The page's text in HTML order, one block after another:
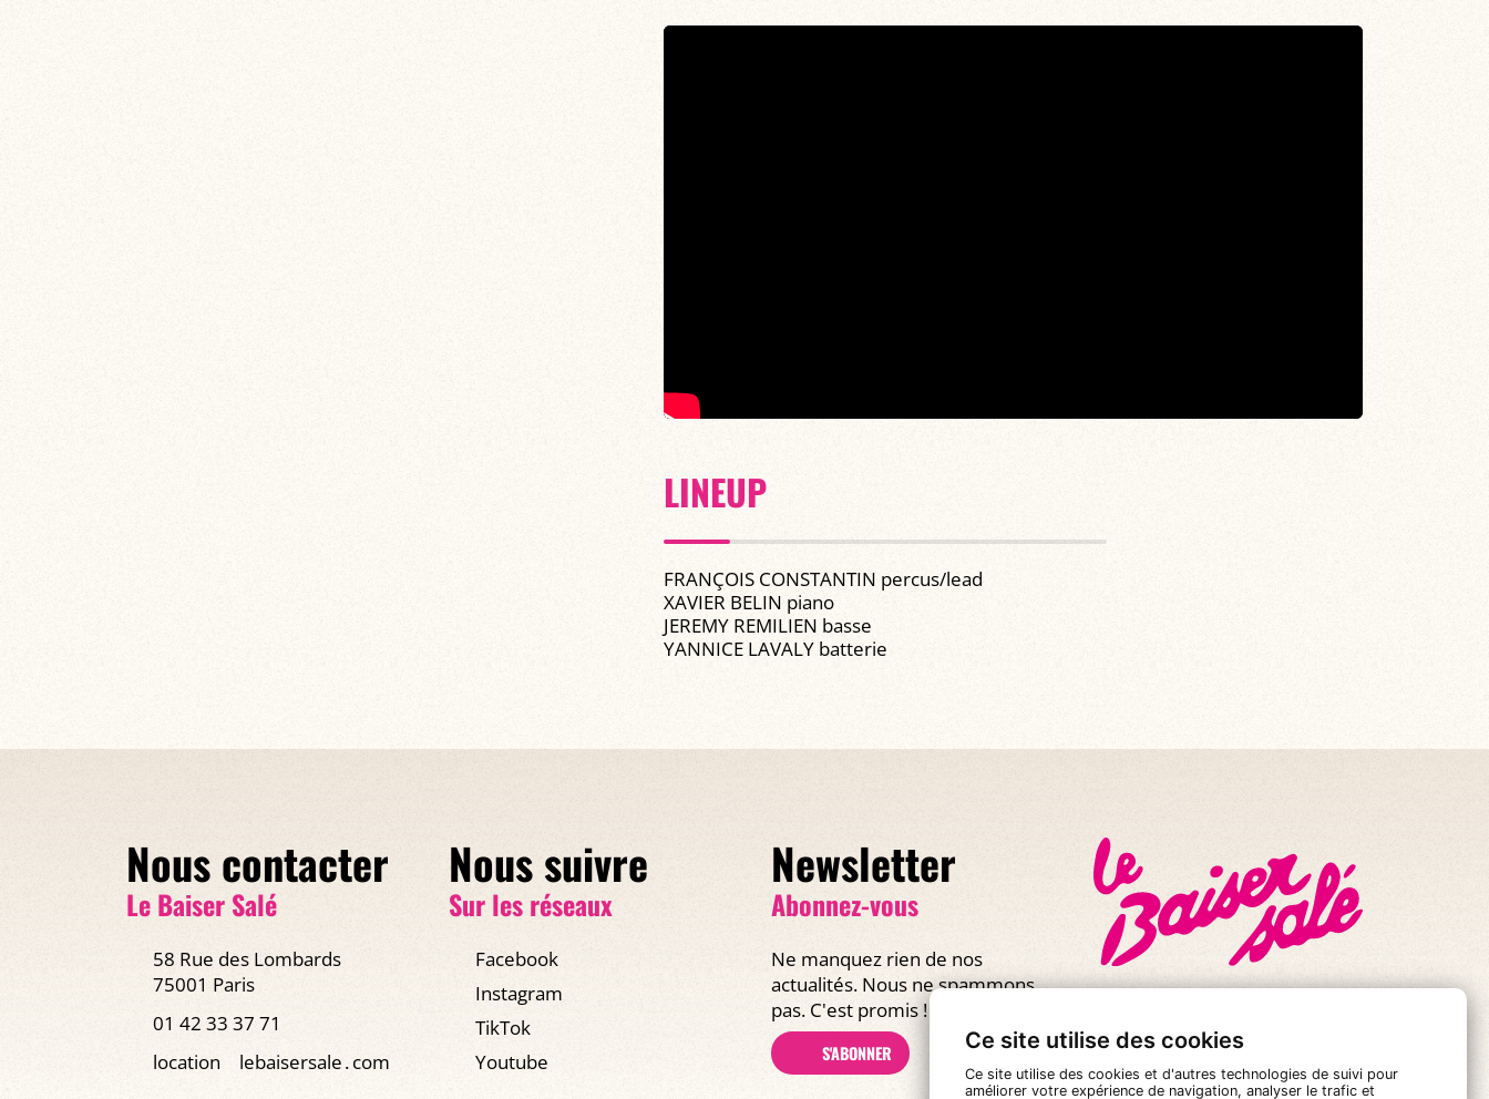
Ce site utilise des cookies
Ce site utilise des cookies et d'autres technologies de suivi pour
améliorer votre expérience de navigation, analyser le trafic et
LINEUP
FRANÇOIS CONSTANTIN percus/lead
XAVIER BELIN piano
JEREMY REMILIEN basse
YANNICE LAVALY batterie
Nous contacter
Le Baiser Salé
58 Rue des Lombards
75001 Paris
01 42 33 37 71
location
lebaisersale․com
Nous suivre
Sur les réseaux
Facebook
Instagram
TikTok
Youtube
Newsletter
Abonnez-vous
Ne manquez rien de nos
actualités. Nous ne spammons
pas. C'est promis !
S'ABONNER